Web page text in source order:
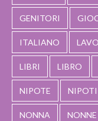
GENITORI
ITALIANO
LIBRI LIBRO
NIPOTE NIPOTI
NONNA NONNE